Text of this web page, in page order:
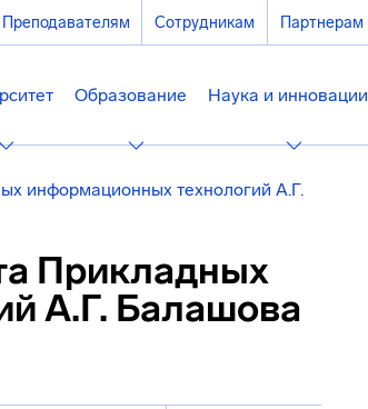
Преподавателям Сотрудникам Партнерам
Образование Наука и инновации
информационных технологий А.Г.
Прикладных
А.Г. Балашова